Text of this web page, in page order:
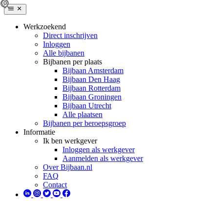
Werkzoekend
Direct inschrijven
Inloggen
Alle bijbanen
Bijbanen per plaats
Bijbaan Amsterdam
Bijbaan Den Haag
Bijbaan Rotterdam
Bijbaan Groningen
Bijbaan Utrecht
Alle plaatsen
Bijbanen per beroepsgroep
Informatie
Ik ben werkgever
Inloggen als werkgever
Aanmelden als werkgever
Over Bijbaan.nl
FAQ
Contact